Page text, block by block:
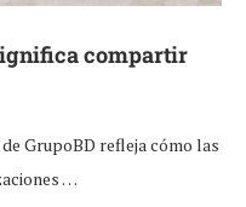
compartir
GrupoBD refleja cómo las
…